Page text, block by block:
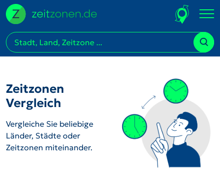
Zeitzonen
Vergleich
Vergleiche Sie beliebige
Länder, Städte oder
Zeitzonen miteinander.